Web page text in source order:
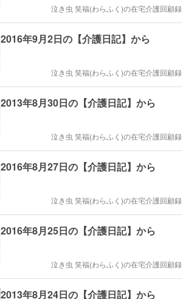
泣き虫 笑福(わらふく)の在宅介護回顧録
2016年9月2日の【介護日記】から
泣き虫 笑福(わらふく)の在宅介護回顧録
2013年8月30日の【介護日記】から
泣き虫 笑福(わらふく)の在宅介護回顧録
2016年8月27日の【介護日記】から
泣き虫 笑福(わらふく)の在宅介護回顧録
2016年8月25日の【介護日記】から
泣き虫 笑福(わらふく)の在宅介護回顧録
2013年8月24日の【介護日記】から